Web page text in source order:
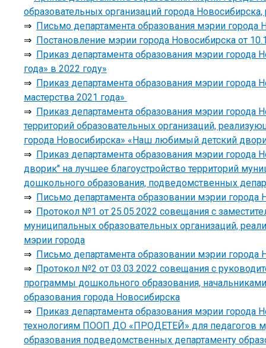
образовательных организаций города
⇒ Письмо департамента образования мэрии
⇒ Постановление мэрии города Новосибирска от
⇒ Приказ департамента образования мэрии города
года» в 2022 году»
⇒ Приказ департамента образования мэрии города
мастерства 2021 года»
⇒ Приказ департамента образования мэрии города
территорий образовательных организаций,
города Новосибирска» «Наш любимый детский
⇒ Приказ департамента образования мэрии
дворик" на лучшее благоустройство территорий
дошкольного образования, подведомственных
⇒ Письмо департамента образовании мэрии
⇒ Протокол №1 от 25.05.2022 совещания с
муниципальных образовательных организаций,
мэрии города
⇒ Письмо департамента образовании мэрии
⇒ Протокол №2 от 03.03.2022 совещания с
программы дошкольного образования,
образования города Новосибирска
⇒ Приказ департамента образования мэрии города
технологиям ПООП ДО «ПРОДЕТЕЙ» для педагогов
образования подведомственных департаменту